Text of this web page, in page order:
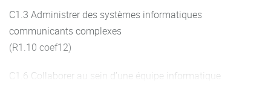
C1.3 Administrer des systèmes informatiques
communicants complexes
(R1.10 coef12)
C1.6 Collaborer au sein d’une équipe informatique